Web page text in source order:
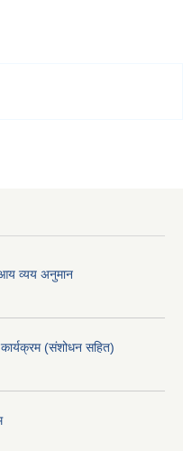
व्यय अनुमान
(संशोधन सहित)